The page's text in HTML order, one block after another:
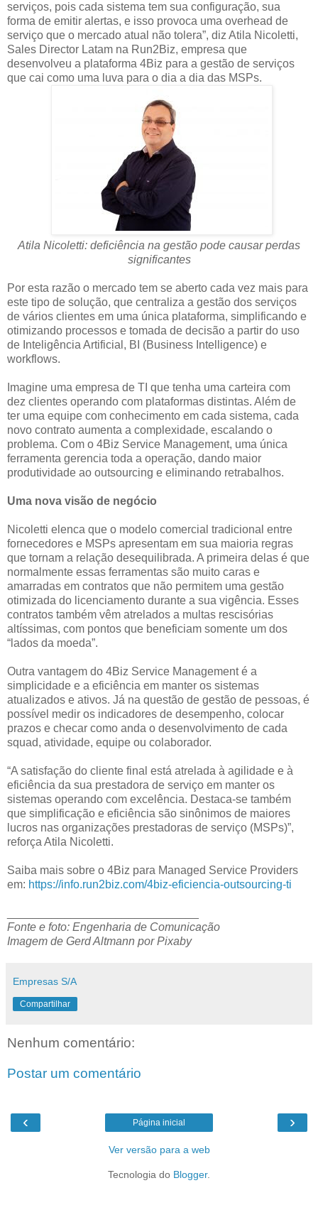
serviços, pois cada sistema tem sua configuração, sua
forma de emitir alertas, e isso provoca uma overhead de
serviço que o mercado atual não tolera”, diz Atila Nicoletti,
Sales Director Latam na Run2Biz, empresa que
desenvolveu a plataforma 4Biz para a gestão de serviços
que cai como uma luva para o dia a dia das MSPs.
Atila Nicoletti: deficiência na gestão pode causar perdas
significantes
Por esta razão o mercado tem se aberto cada vez mais para
este tipo de solução, que centraliza a gestão dos serviços
de vários clientes em uma única plataforma, simplificando e
otimizando processos e tomada de decisão a partir do uso
de Inteligência Artificial, BI (Business Intelligence) e
workflows.
Imagine uma empresa de TI que tenha uma carteira com
dez clientes operando com plataformas distintas. Além de
ter uma equipe com conhecimento em cada sistema, cada
novo contrato aumenta a complexidade, escalando o
problema. Com o 4Biz Service Management, uma única
ferramenta gerencia toda a operação, dando maior
produtividade ao outsourcing e eliminando retrabalhos.
Uma nova visão de negócio
Nicoletti elenca que o modelo comercial tradicional entre
fornecedores e MSPs apresentam em sua maioria regras
que tornam a relação desequilibrada. A primeira delas é que
normalmente essas ferramentas são muito caras e
amarradas em contratos que não permitem uma gestão
otimizada do licenciamento durante a sua vigência. Esses
contratos também vêm atrelados a multas rescisórias
altíssimas, com pontos que beneficiam somente um dos
“lados da moeda”.
Outra vantagem do 4Biz Service Management é a
simplicidade e a eficiência em manter os sistemas
atualizados e ativos. Já na questão de gestão de pessoas, é
possível medir os indicadores de desempenho, colocar
prazos e checar como anda o desenvolvimento de cada
squad, atividade, equipe ou colaborador.
“A satisfação do cliente final está atrelada à agilidade e à
eficiência da sua prestadora de serviço em manter os
sistemas operando com excelência. Destaca-se também
que simplificação e eficiência são sinônimos de maiores
lucros nas organizações prestadoras de serviço (MSPs)”,
reforça Atila Nicoletti.
Saiba mais sobre o 4Biz para Managed Service Providers
em: https://info.run2biz.com/4biz-eficiencia-outsourcing-ti
Fonte e foto: Engenharia de Comunicação
Imagem de Gerd Altmann por Pixaby
Empresas S/A
Compartilhar
Nenhum comentário:
Postar um comentário
‹ ›
Página inicial
Ver versão para a web
Tecnologia do Blogger.